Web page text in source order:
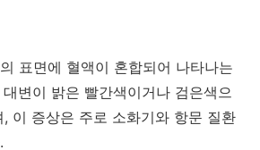
표면에 혈액이 혼합되어 나타나는
변이 밝은 빨간색이거나 검은색으
, 이 증상은 주로 소화기와 항문 질환